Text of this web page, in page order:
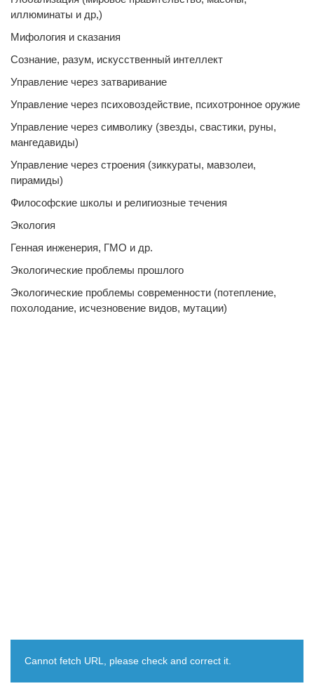
иллюминаты и др,)
Мифология и сказания
Сознание, разум, искусственный интеллект
Управление через затваривание
Управление через психовоздействие, психотронное оружие
Управление через символику (звезды, свастики, руны,
мангедавиды)
Управление через строения (зиккураты, мавзолеи,
пирамиды)
Философские школы и религиозные течения
Экология
Генная инженерия, ГМО и др.
Экологические проблемы прошлого
Экологические проблемы современности (потепление,
похолодание, исчезновение видов, мутации)
Cannot fetch URL, please check and correct it.